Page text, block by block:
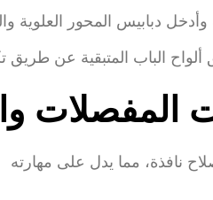
دبابيس المحور العلوية
الباب المتبقية عن طريق